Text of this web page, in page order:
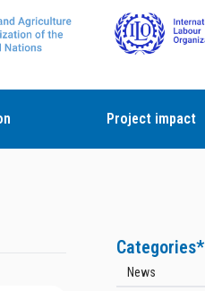
Project impact
Categories*
News